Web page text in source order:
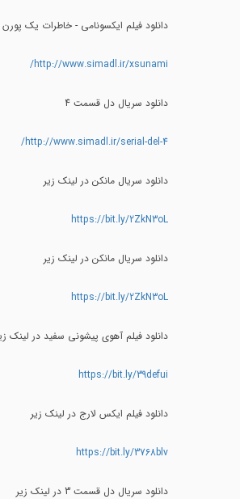
دانلود فیلم ایکسونامی - خاطرات یک پورن
http://www.simadl.ir/xsunami/
دانلود سریال دل قسمت 4
http://www.simadl.ir/serial-del-4/
دانلود سریال مانکن در لینک زیر
https://bit.ly/2ZkN3oL
دانلود سریال مانکن در لینک زیر
https://bit.ly/2ZkN3oL
دانلود فیلم آهوی پیشونی سفید در لینک
https://bit.ly/39defui
دانلود فیلم ایکس لارج در لینک زیر
https://bit.ly/3768blv
دانلود سریال دل قسمت 3 در لینک زیر